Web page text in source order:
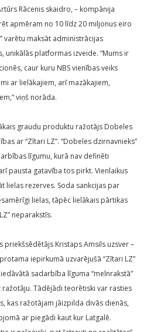
Rācenis skaidro, – kompānija
apmēram no 10 līdz 20 miljonus eiro
varētu maksāt administrācijas
unikālās platformas izveide. “Mums ir
caur kuru NBS vienības veiks
ar lielākajiem, arī mazākajiem,
viņš norāda.
graudu produktu ražotājs Dobeles
ar “Zītari LZ”. “Dobeles dzirnavnieks”
līgumu, kurā nav definēti
pausta gatavība tos pirkt. Vienlaikus
lielas rezerves. Soda sankcijas par
lielas, tāpēc lielākais pārtikas
neparakstīs.
priekšsēdētājs Kristaps Amsils uzsver –
iepirkumā uzvarējušā “Zītari LZ”
sadarbība līguma “melnrakstā”
Tādējādi teorētiski var rasties
kas ražotājam jāizpilda divās dienās,
ar piegādi kaut kur Latgalē.